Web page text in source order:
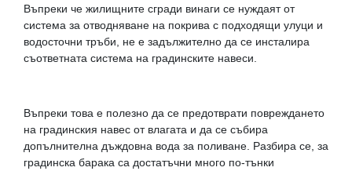
Въпреки че жилищните сгради винаги се нуждаят от
система за отводняване на покрива с подходящи улуци и
водосточни тръби, не е задължително да се инсталира
съответната система на градинските навеси.
Въпреки това е полезно да се предотврати повреждането
на градинския навес от влагата и да се събира
допълнителна дъждовна вода за поливане. Разбира се, за
градинска барака са достатъчни много по-тънки